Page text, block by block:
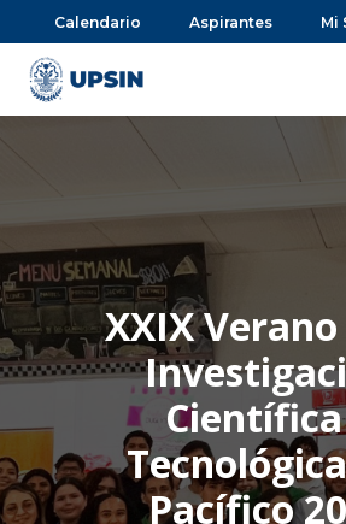
Calendario Aspirantes Mi
XXIX
Pacífico